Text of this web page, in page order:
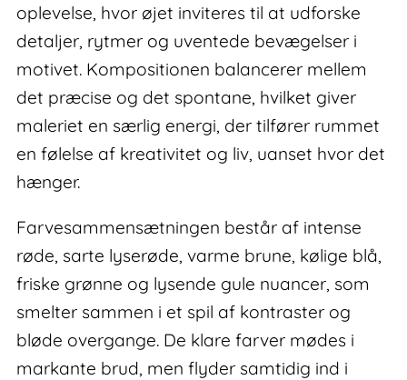
oplevelse, hvor øjet inviteres til at udforske
detaljer, rytmer og uventede bevægelser i
motivet. Kompositionen balancerer mellem
det præcise og det spontane, hvilket giver
maleriet en særlig energi, der tilfører rummet
en følelse af kreativitet og liv, uanset hvor det
hænger.
Farvesammensætningen består af intense
røde, sarte lyserøde, varme brune, kølige blå,
friske grønne og lysende gule nuancer, som
smelter sammen i et spil af kontraster og
bløde overgange. De klare farver mødes i
markante brud, men flyder samtidig ind i